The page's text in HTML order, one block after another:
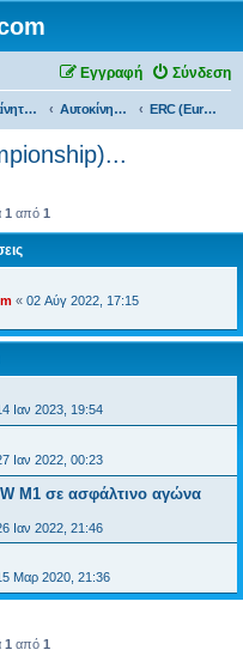
Σύνδεση
Εγγραφή
Μηχανοκίνητος αθλητισμός και μη... Αυτοκίνητα... ERC (European Rally Championship)...
1 από 1
« 02 Αύγ 2022, 17:15
Ιαν 2023, 19:54
Ιαν 2022, 00:23
M1 σε ασφάλτινο αγώνα
Ιαν 2022, 21:46
Μαρ 2020, 21:36
1 από 1